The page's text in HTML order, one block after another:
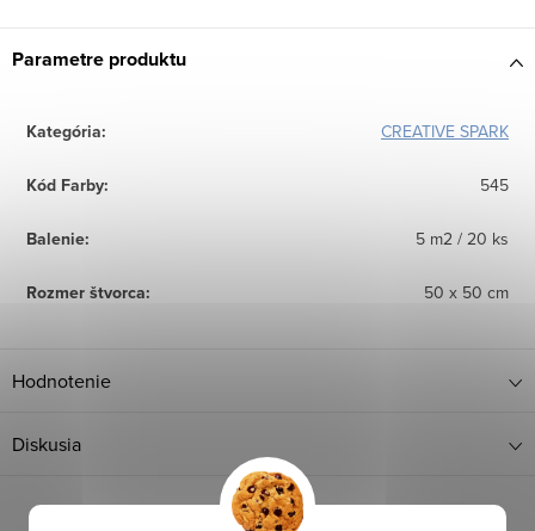
Parametre produktu
Kategória: CREATIVE SPARK
Kód Farby: 545
Balenie: 5 m2 / 20 ks
Rozmer štvorca: 50 x 50 cm
Hodnotenie
Diskusia